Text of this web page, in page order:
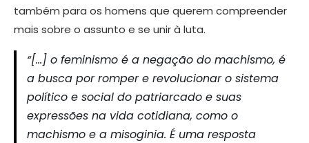
também para os homens que querem compreender
mais sobre o assunto e se unir à luta.
“[…] o feminismo é a negação do machismo, é
a busca por romper e revolucionar o sistema
político e social do patriarcado e suas
expressões na vida cotidiana, como o
machismo e a misoginia. É uma resposta